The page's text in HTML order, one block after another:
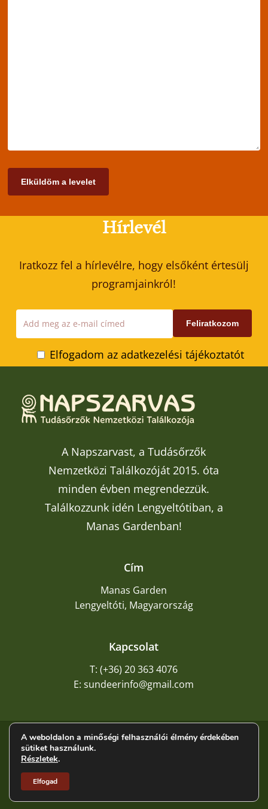
Hírlevél
Iratkozz fel a hírlevélre, hogy elsőként értesülj
programjainkról!
Elfogadom az adatkezelési tájékoztatót
A Napszarvast, a Tudásőrzők
Nemzetközi Találkozóját 2015. óta
minden évben megrendezzük.
Találkozzunk idén Lengyeltótiban, a
Manas Gardenban!
Cím
Manas Garden
Lengyeltóti, Magyarország
Kapcsolat
T: (+36) 20 363 4076
E: sundeerinfo@gmail.com
©2026 Napszarvas
A weboldalon a minőségi felhasználói élmény érdekében
sütiket használunk.
Részletek.
Elfogad